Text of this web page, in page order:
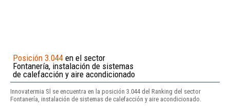
Posición 3.044 en el sector
Fontanería, instalación de sistemas
de calefacción y aire acondicionado
Innovatermia Sl se encuentra en la posición 3.044 del Ranking del sector
Fontanería, instalación de sistemas de calefacción y aire acondicionado.